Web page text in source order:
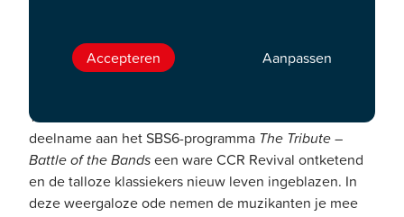
groeide CCR eind jaren ’60 uit tot één van de
populairste bands van die tijd.
The Fortunate Sons hebben met hun zeer succesvolle
deelname aan het SBS6-programma The Tribute –
Battle of the Bandseen ware CCR Revival ontketend
en de talloze klassiekers nieuw leven ingeblazen. In
deze weergaloze ode nemen de muzikanten je mee
Accepteren Aanpassen